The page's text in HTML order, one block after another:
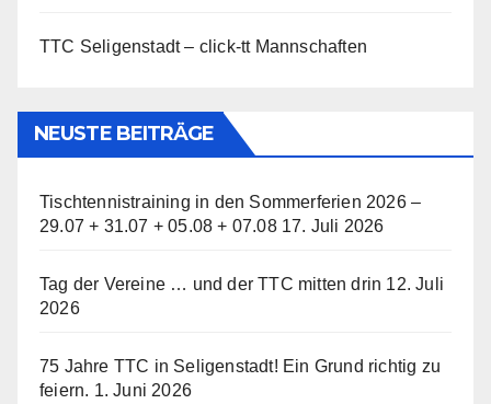
TTC Seligenstadt – click-tt Mannschaften
NEUSTE BEITRÄGE
Tischtennistraining in den Sommerferien 2026 –
29.07 + 31.07 + 05.08 + 07.08 17. Juli 2026
Tag der Vereine … und der TTC mitten drin 12. Juli
2026
75 Jahre TTC in Seligenstadt! Ein Grund richtig zu
feiern. 1. Juni 2026